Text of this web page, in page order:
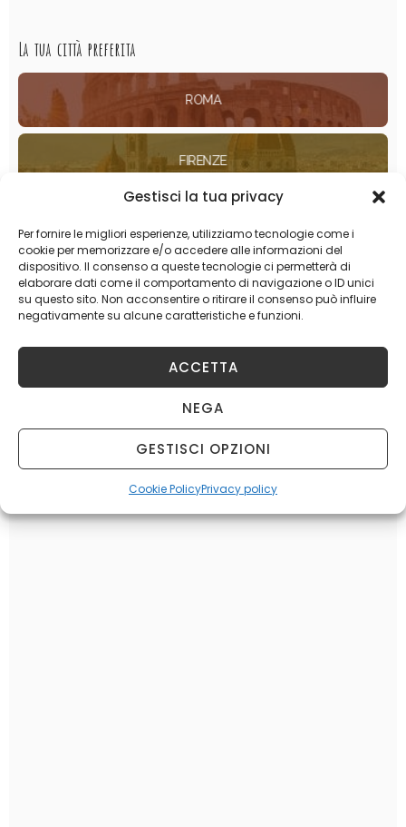
Gestisci la tua privacy
Per fornire le migliori esperienze, utilizziamo tecnologie come i
cookie per memorizzare e/o accedere alle informazioni del
dispositivo. Il consenso a queste tecnologie ci permetterà di
elaborare dati come il comportamento di navigazione o ID unici
su questo sito. Non acconsentire o ritirare il consenso può influire
negativamente su alcune caratteristiche e funzioni.
ACCETTA
NEGA
GESTISCI OPZIONI
Cookie PolicyPrivacy policy
La tua città preferita
ROMA
FIRENZE
MILANO